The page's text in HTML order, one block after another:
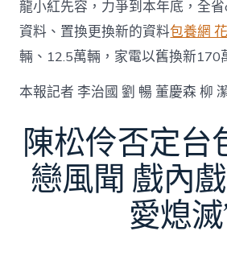
龍小紅先容，力爭到本年底，全
資料、置換更換新的資料包養網
輛、12.5萬輛，家電以舊換新170
本報記者 李治國 劉 暢 董慶森 柳
陳松伶否定台
戀風聞 戲內
愛熄滅